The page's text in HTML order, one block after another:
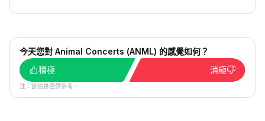
今天您對 Animal Concerts (ANML) 的感覺如何？
積極
消極
注：該信息僅供參考。